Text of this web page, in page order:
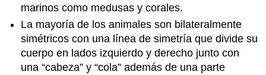
marinos como medusas y corales.
La mayoría de los animales son bilateralmente
simétricos con una línea de simetría que divide su
cuerpo en lados izquierdo y derecho junto con
una “cabeza” y “cola” además de una parte